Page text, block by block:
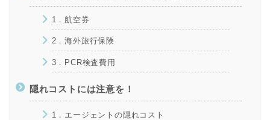
1．航空券
2．海外旅行保険
3．PCR検査費用
隠れコストには注意を！
1．エージェントの隠れコスト